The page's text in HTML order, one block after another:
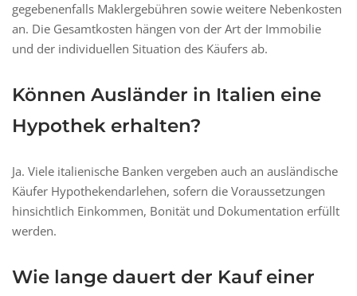
gegebenenfalls Maklergebühren sowie weitere Nebenkosten
an. Die Gesamtkosten hängen von der Art der Immobilie
und der individuellen Situation des Käufers ab.
Können Ausländer in Italien eine
Hypothek erhalten?
Ja. Viele italienische Banken vergeben auch an ausländische
Käufer Hypothekendarlehen, sofern die Voraussetzungen
hinsichtlich Einkommen, Bonität und Dokumentation erfüllt
werden.
Wie lange dauert der Kauf einer